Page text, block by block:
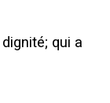
; qui a